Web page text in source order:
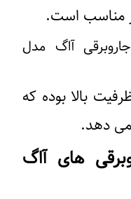
مناسب است.
آاگ مدل
بالا بوده که
می ‌دهد.
های آاگ